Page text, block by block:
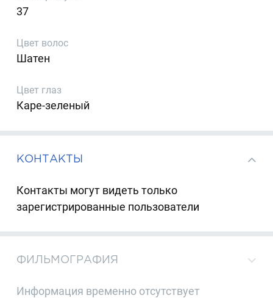
37
Цвет волос
Шатен
Цвет глаз
Каре-зеленый
КОНТАКТЫ
Контакты могут видеть только
зарегистрированные пользователи
ФИЛЬМОГРАФИЯ
Информация временно отсутствует